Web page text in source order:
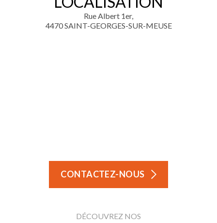
Rue Albert 1er,
4470 SAINT-GEORGES-SUR-MEUSE
CONTACTEZ-NOUS
DÉCOUVREZ NOS